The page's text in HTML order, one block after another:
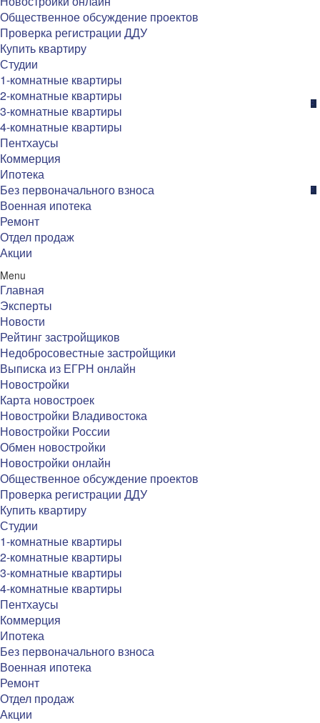
Общественное обсуждение проектов
Проверка регистрации ДДУ
Купить квартиру
Студии
1-комнатные квартиры
2-комнатные квартиры
3-комнатные квартиры
4-комнатные квартиры
Пентхаусы
Коммерция
Ипотека
Без первоначального взноса
Военная ипотека
Ремонт
Отдел продаж
Акции
Menu
Главная
Эксперты
Новости
Рейтинг застройщиков
Недобросовестные застройщики
Выписка из ЕГРН онлайн
Новостройки
Карта новостроек
Новостройки Владивостока
Новостройки России
Обмен новостройки
Новостройки онлайн
Общественное обсуждение проектов
Проверка регистрации ДДУ
Купить квартиру
Студии
1-комнатные квартиры
2-комнатные квартиры
3-комнатные квартиры
4-комнатные квартиры
Пентхаусы
Коммерция
Ипотека
Без первоначального взноса
Военная ипотека
Ремонт
Отдел продаж
Акции